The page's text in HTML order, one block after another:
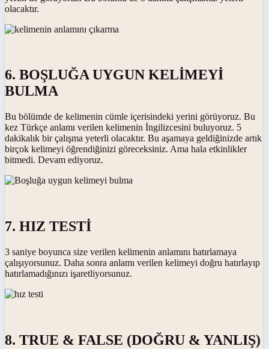
olacaktır.
6. BOŞLUĞA UYGUN KELİMEYİ
BULMA
Bu bölümde de kelimenin cümle içerisindeki yerini görüyoruz. Bu
kez Türkçe anlamı verilen kelimenin İngilizcesini buluyoruz. 5
dakikalık bir çalışma yeterli olacaktır. Bu aşamaya geldiğinizde artık
birçok kelimeyi öğrendiğinizi göreceksiniz. Ama hala etkinlikler
bitmedi. Devam ediyoruz.
7. HIZ TESTİ
3 saniye boyunca size verilen kelimenin anlamını hatırlamaya
çalışıyorsunuz. Daha sonra anlamı verilen kelimeyi doğru hatırlayıp
hatırlamadığınızı işaretliyorsunuz.
8. TRUE & FALSE (DOĞRU & YANLIŞ)